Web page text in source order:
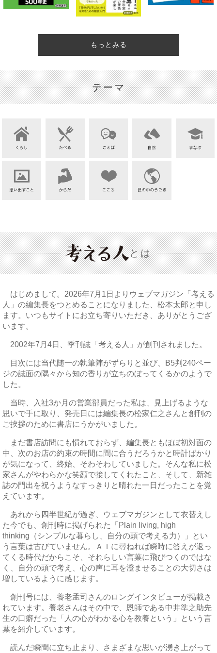
もっとみる
テーマ
とは
はじめまして。2026年7月1日よりウェブマガジン「考える
人」の編集長をつとめることになりました、松本太郎と申し
ます。いつもサイトにお立ち寄りいただき、ありがとうござ
います。
2002年7月4日、季刊誌「考える人」が創刊されました。
目次には当代随一の執筆陣がずらりと並び、B5判240ペー
ジの誌面の隅々から知の香りが立ちのぼってくるかのようで
した。
当時、入社3か月の営業部員だった私は、見上げるような
思いで手に取り、発売日には編集長の松家仁之さんと創刊の
ご挨拶のために書店にうかがいました。
まだ書店訪問にも慣れておらず、編集長ともほぼ初対面の
中、次のお店の約束の時間に間に合うだろうかと時計ばかり
が気になって、終始、そわそわしていました。そんな私に松
家さんがやわらかな笑顔で接してくれたこと、そして、新雑
誌の門出を祝うようなすっきりと晴れた一日だったことを覚
えています。
あれから四半世紀が過ぎ、ウェブマガジンとして衣替えし
た今でも、創刊時に掲げられた「Plain living, high
thinking（シンプルな暮らし、自分の頭で考える力）」とい
う言葉は古びていません。ＡＩに尋ねれば瞬時に答えが返っ
てくる時代だからこそ、それらしい言葉に飛びつくのではな
く、自分の頭で考え、心の声に耳を澄ませることの大切さは
増しているように感じます。
創刊号には、養老孟司さんのロングインタビューが掲載さ
れています。養老さんはその中で、恩師である中井準之助先
生の口癖だった「人の心がわかる心を教養という」という言
葉を紹介しています。
読んだ瞬間に立ち止まり、さまざまな思いが湧き上がって